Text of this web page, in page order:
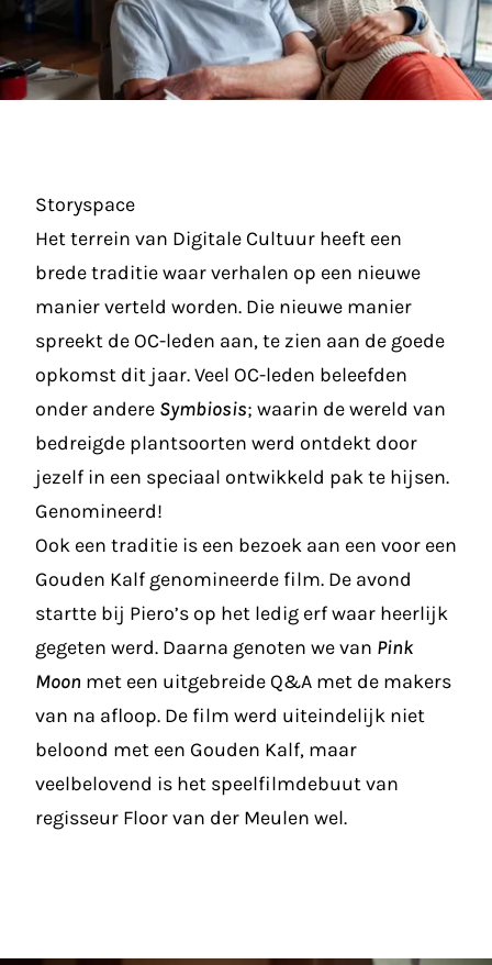
Storyspace
Het terrein van Digitale Cultuur heeft een
brede traditie waar verhalen op een nieuwe
manier verteld worden. Die nieuwe manier
spreekt de OC-leden aan, te zien aan de goede
opkomst dit jaar. Veel OC-leden beleefden
onder andere Symbiosis; waarin de wereld van
bedreigde plantsoorten werd ontdekt door
jezelf in een speciaal ontwikkeld pak te hijsen.
Genomineerd!
Ook een traditie is een bezoek aan een voor een
Gouden Kalf genomineerde film. De avond
startte bij Piero’s op het ledig erf waar heerlijk
gegeten werd. Daarna genoten we van Pink
Moon met een uitgebreide Q&A met de makers
van na afloop. De film werd uiteindelijk niet
beloond met een Gouden Kalf, maar
veelbelovend is het speelfilmdebuut van
regisseur Floor van der Meulen wel.